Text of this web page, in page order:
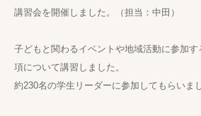
講習会を開催しました。（担当：中田）
子どもと関わるイベントや地域活動に参加
項について講習しました。
約230名の学生リーダーに参加してもらいまし
お問い合わせ
ブログ